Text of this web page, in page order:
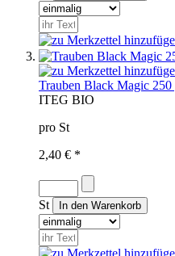
Trauben Black Magic 250
ITEG BIO
pro St
2,40 € *
St